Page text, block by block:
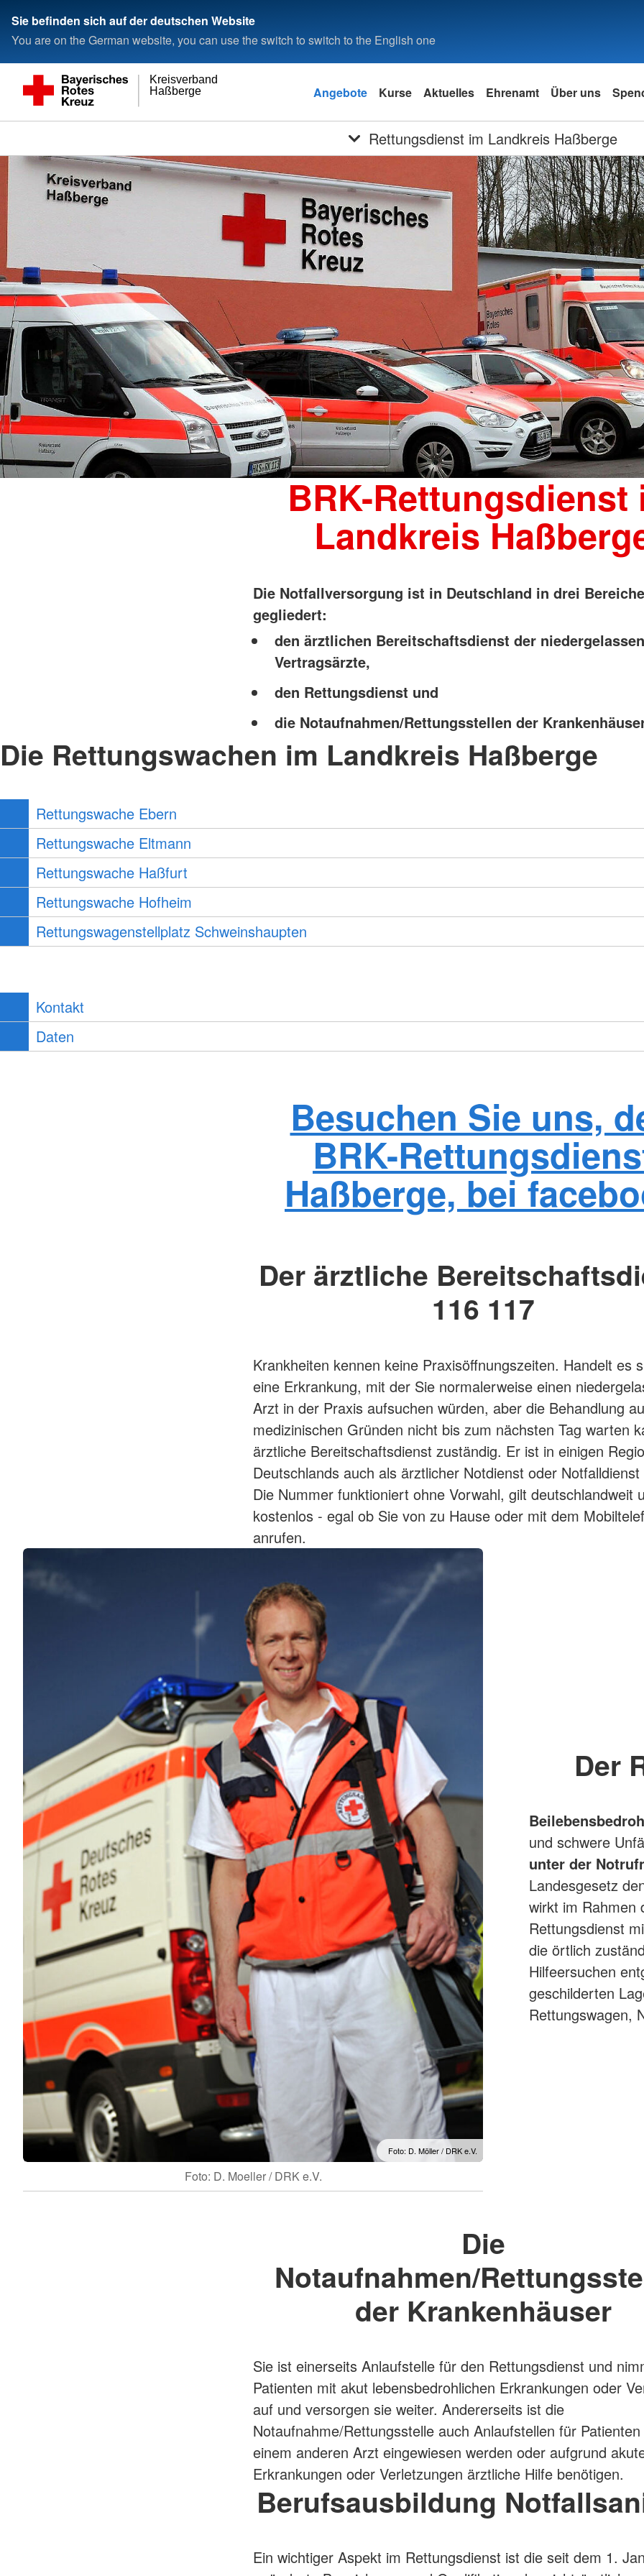
Sie befinden sich auf der deutschen Website
You are on the German website, you can use the switch to switch to the English one
Haßberge
Kreisverband
Angebote Kurse Aktuelles Ehrenamt Über uns
Rettungsdienst im Landkreis Haßberge
BRK-Rettungsdienst
Landkreis
Die Notfallversorgung ist in Deutschland in drei Bereiche
gegliedert:
den ärztlichen Bereitschaftsdienst der
Vertragsärzte,
den Rettungsdienst und
die Notaufnahmen/Rettungsstellen der
Die Rettungswachen im Landkreis Haßberge
Rettungswache Ebern
Rettungswache Eltmann
Rettungswache Haßfurt
Rettungswache Hofheim
Rettungswagenstellplatz Schweinshaupten
Kontakt
Daten
Besuchen Sie uns,
BRK-
Haßberge, bei
Der ärztliche
116 117
Krankheiten kennen keine Praxisöffnungszeiten. Handelt es
eine Erkrankung, mit der Sie normalerweise einen
Arzt in der Praxis aufsuchen würden, aber die Behandlung
medizinischen Gründen nicht bis zum nächsten Tag warten
ärztliche Bereitschaftsdienst zuständig. Er ist in einigen
Deutschlands auch als ärztlicher Notdienst oder
Die Nummer funktioniert ohne Vorwahl, gilt deutschlandweit
kostenlos - egal ob Sie von zu Hause oder mit dem
anrufen.
Foto: D. Möller / DRK e.V.
Foto: D. Moeller / DRK e.V.
Der
Bei
und schwere
unter der
Landesgesetz
wirkt im Rahmen
Rettungsdienst
die örtlich
Hilfeersuchen
geschilderten
Rettungswagen,
Die
Notaufnahmen/
der Krankenhäuser
Sie ist einerseits Anlaufstelle für den Rettungsdienst und
Patienten mit akut lebensbedrohlichen Erkrankungen oder
auf und versorgen sie weiter. Andererseits ist die
Notaufnahme/Rettungsstelle auch Anlaufstellen für
einem anderen Arzt eingewiesen werden oder aufgrund
Erkrankungen oder Verletzungen ärztliche Hilfe benötigen.
Berufsausbildung
Ein wichtiger Aspekt im Rettungsdienst ist die seit dem 1.